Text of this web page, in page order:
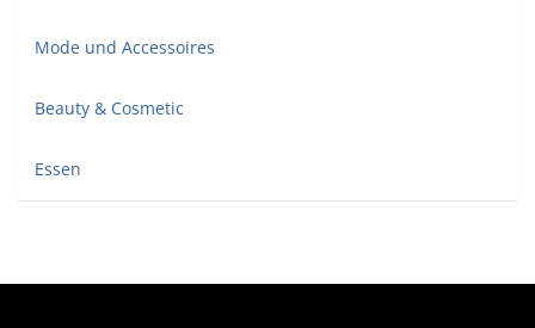
Mode und Accessoires
Beauty & Cosmetic
Essen